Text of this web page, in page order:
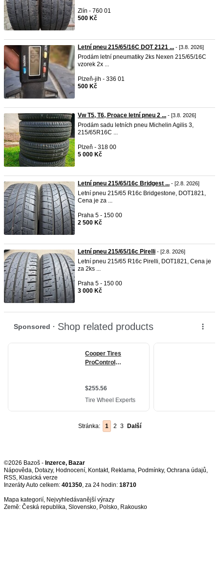
Zlín - 760 01
500 Kč
Letní pneu 215/65/16C DOT 2121 ... - [3.8. 2026]
Prodám letní pneumatiky 2ks Nexen 215/65/16C
vzorek 2x ...
Plzeň-jih - 336 01
500 Kč
Vw T5, T6, Proace letní pneu 2 ... - [3.8. 2026]
Prodám sadu letních pneu Michelin Agilis 3,
215/65R16C ...
Plzeň - 318 00
5 000 Kč
Letní pneu 215/65/16c Bridgest ... - [2.8. 2026]
Letní pneu 215/65 R16c Bridgestone, DOT1821,
Cena je za ...
Praha 5 - 150 00
2 500 Kč
Letní pneu 215/65/16c Pirelli - [2.8. 2026]
Letní pneu 215/65 R16c Pirelli, DOT1821, Cena je
za 2ks ...
Praha 5 - 150 00
3 000 Kč
Stránka: 1 2 3 Další
©2026 Bazoš - Inzerce, Bazar
Nápověda, Dotazy, Hodnocení, Kontakt, Reklama, Podmínky, Ochrana údajů,
RSS,
Inzeráty Auto celkem: 401350, za 24 hodin: 18710
Mapa kategorií, Nejvyhledávanější výrazy
Země: Česká republika, Slovensko, Polsko, Rakousko